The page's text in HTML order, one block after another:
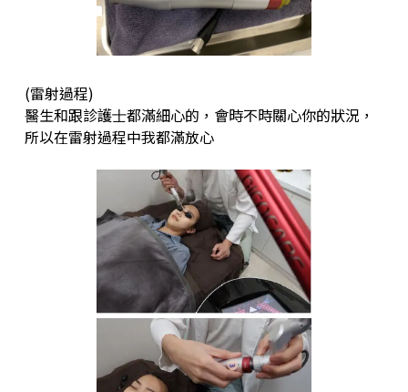
(雷射過程)
醫⽣和跟診護⼠都滿細⼼的，會時不時關⼼你的狀況，
所以在雷射過程中我都滿放⼼